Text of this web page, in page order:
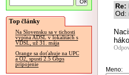
Top články
Na Slovensku sa v tichosti
vypína ADSL v lokalitách s
VDSL, už 31. mája
Orange sa doťahuje na UPC
a O2, spustí 2.5 Gbps
pripojenie
Od:
Meno: